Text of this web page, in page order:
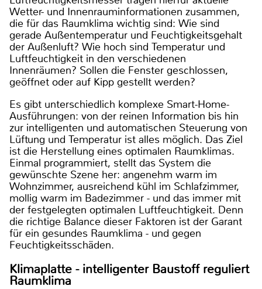
Wetter- und Innenrauminformationen zusammen,
die für das Raumklima wichtig sind: Wie sind
gerade Außentemperatur und Feuchtigkeitsgehalt
der Außenluft? Wie hoch sind Temperatur und
Luftfeuchtigkeit in den verschiedenen
Innenräumen? Sollen die Fenster geschlossen,
geöffnet oder auf Kipp gestellt werden?
Es gibt unterschiedlich komplexe Smart-Home-
Ausführungen: von der reinen Information bis hin
zur intelligenten und automatischen Steuerung von
Lüftung und Temperatur ist alles möglich. Das Ziel
ist die Herstellung eines optimalen Raumklimas.
Einmal programmiert, stellt das System die
gewünschte Szene her: angenehm warm im
Wohnzimmer, ausreichend kühl im Schlafzimmer,
mollig warm im Badezimmer - und das immer mit
der festgelegten optimalen Luftfeuchtigkeit. Denn
die richtige Balance dieser Faktoren ist der Garant
für ein gesundes Raumklima - und gegen
Feuchtigkeitsschäden.
Klimaplatte - intelligenter Baustoff reguliert
Raumklima